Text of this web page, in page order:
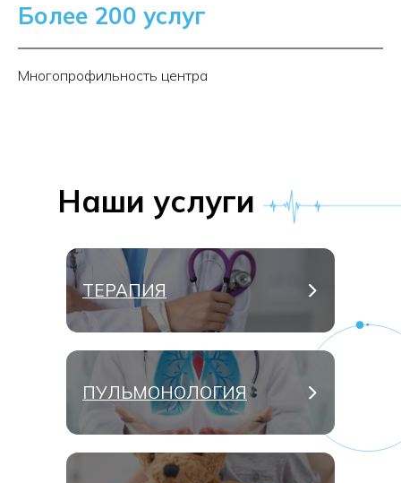
Более 200 услуг
Многопрофильность центра
Наши услуги
ТЕРАПИЯ
ПУЛЬМОНОЛОГИЯ